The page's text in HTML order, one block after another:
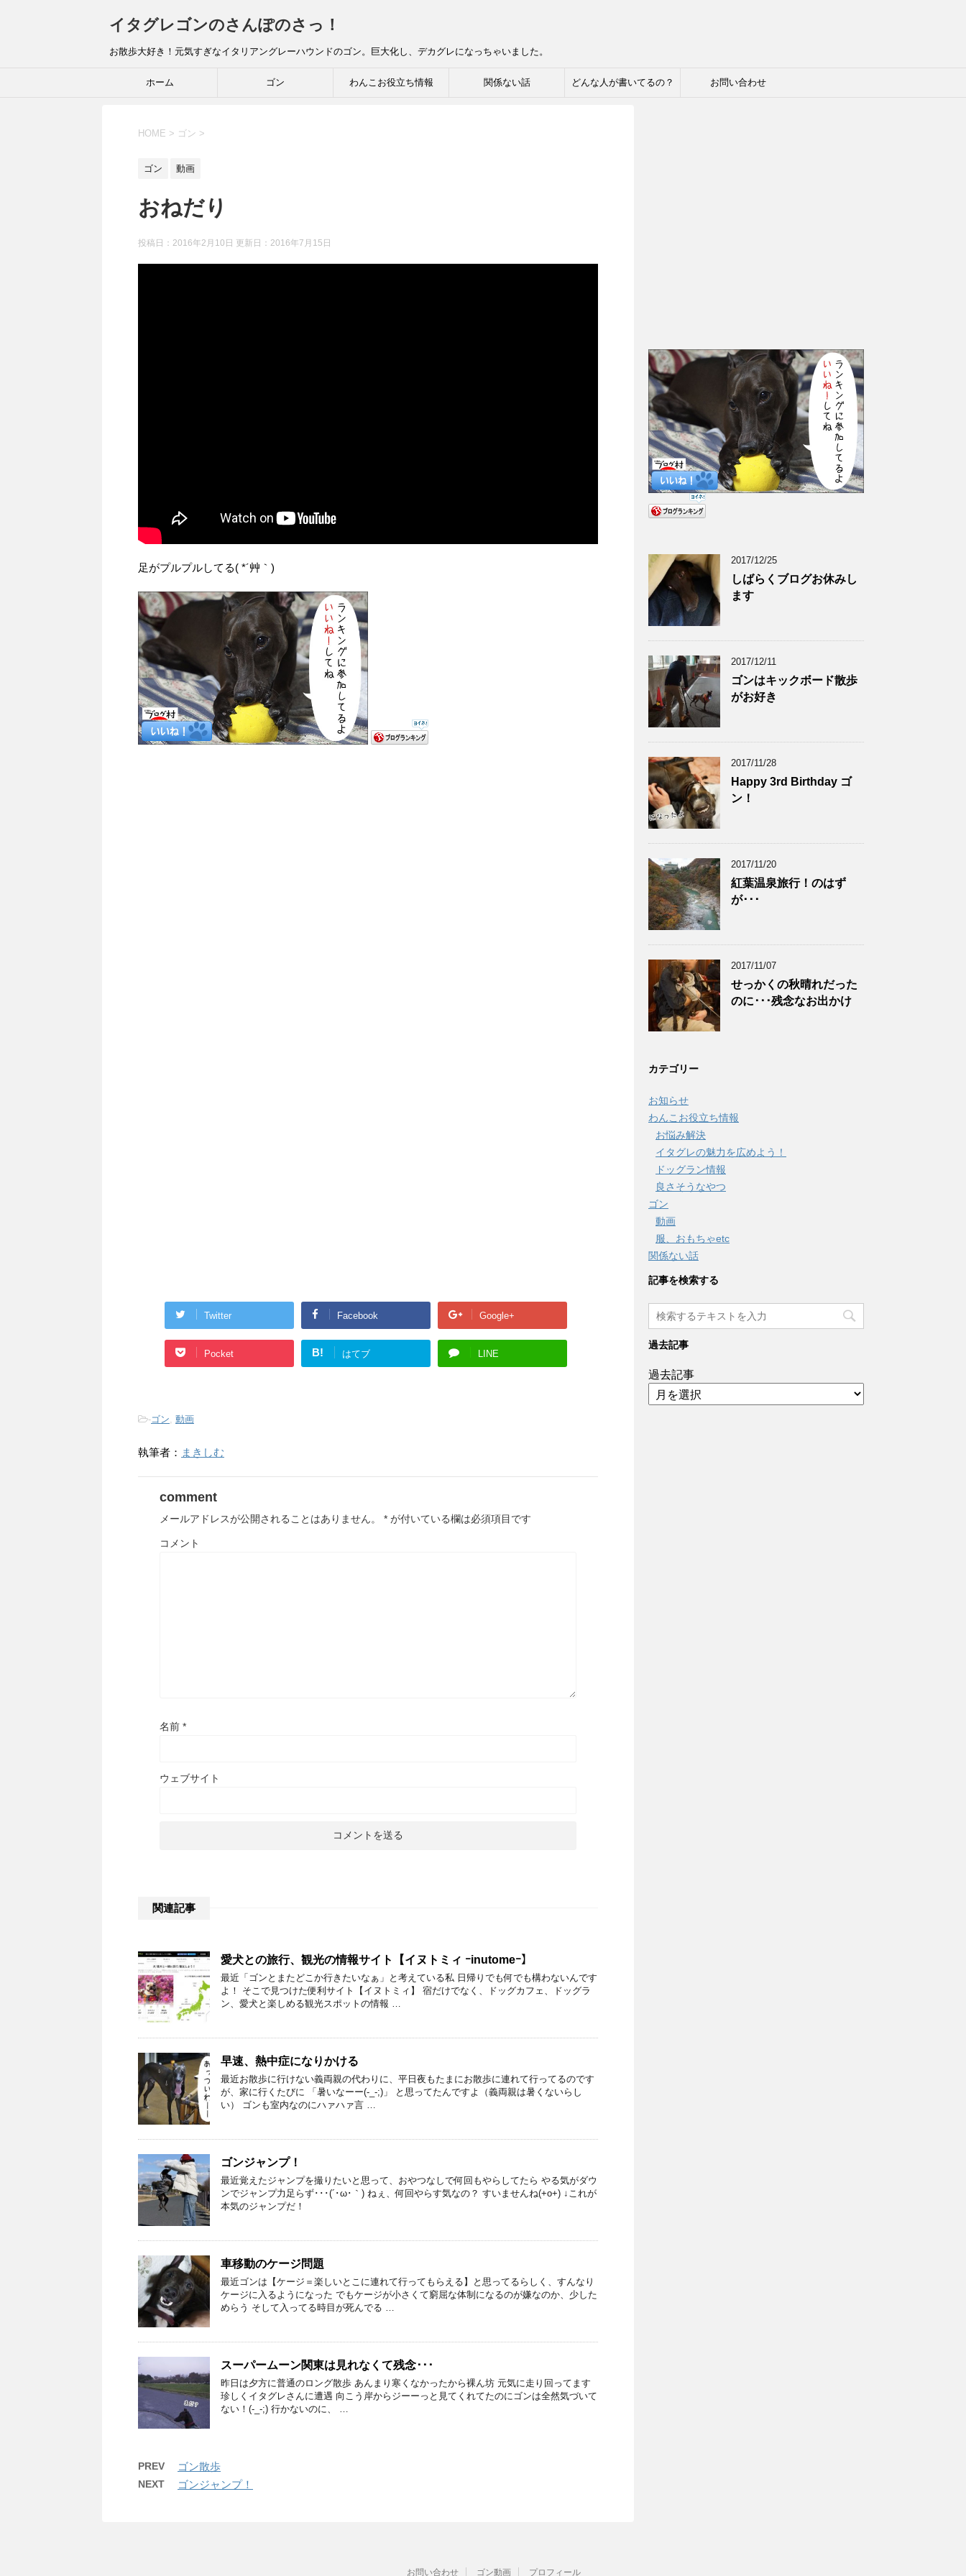
イタグレゴンのさんぽのさっ！
お散歩大好き！元気すぎなイタリアングレーハウンドのゴン。巨大化し、デカグレになっちゃいました。
ホーム ゴン わんこお役立ち情報 関係ない話 どんな人が書いてるの？ お問い合わせ
HOME > ゴン >
ゴン 動画
おねだり
投稿日：2016年2月10日 更新日： 2016年7月15日
足がプルプルしてる( *´艸｀)
Twitter Facebook Google+
Pocket B! はてブ LINE
-ゴン, 動画
執筆者： まきしむ
comment
メールアドレスが公開されることはありません。 * が付いている欄は必須項目です
コメント
名前 *
ウェブサイト
関連記事
愛犬との旅行、観光の情報サイト【イヌトミィ ｰinutomeｰ】
最近「ゴンとまたどこか行きたいなぁ」と考えている私 日帰りでも何でも構わないんです
よ！ そこで見つけた便利サイト【イヌトミィ】 宿だけでなく、ドッグカフェ、ドッグラ
ン、愛犬と楽しめる観光スポットの情報 …
早速、熱中症になりかける
最近お散歩に行けない義両親の代わりに、平日夜もたまにお散歩に連れて行ってるのです
が、家に行くたびに 「暑いなーー(-_-;)」 と思ってたんですよ（義両親は暑くないらし
い） ゴンも室内なのにハァハァ言 …
ゴンジャンプ！
最近覚えたジャンプを撮りたいと思って、おやつなしで何回もやらしてたら やる気がダウ
ンでジャンプ力足らず･･･(´･ω･｀) ねぇ、何回やらす気なの？ すいませんね(+o+) ↓これが
本気のジャンプだ！
車移動のケージ問題
最近ゴンは【ケージ＝楽しいとこに連れて行ってもらえる】と思ってるらしく、すんなり
ケージに入るようになった でもケージが小さくて窮屈な体制になるのが嫌なのか、少した
めらう そして入ってる時目が死んでる …
スーパームーン関東は見れなくて残念･･･
昨日は夕方に普通のロング散歩 あんまり寒くなかったから裸ん坊 元気に走り回ってます
珍しくイタグレさんに遭遇 向こう岸からジーーっと見てくれてたのにゴンは全然気づいて
ない！(-_-;) 行かないのに、 …
PREV ゴン散歩
NEXT ゴンジャンプ！
2017/12/25
しばらくブログお休みし
ます
2017/12/11
ゴンはキックボード散歩
がお好き
2017/11/28
Happy 3rd Birthday ゴ
ン！
2017/11/20
紅葉温泉旅行！のはず
が･･･
2017/11/07
せっかくの秋晴れだった
のに･･･残念なお出かけ
カテゴリー
お知らせ
わんこお役立ち情報
お悩み解決
イタグレの魅力を広めよう！
ドッグラン情報
良さそうなやつ
ゴン
動画
服、おもちゃetc
関係ない話
記事を検索する
過去記事
過去記事
お問い合わせ ゴン動画 プロフィール